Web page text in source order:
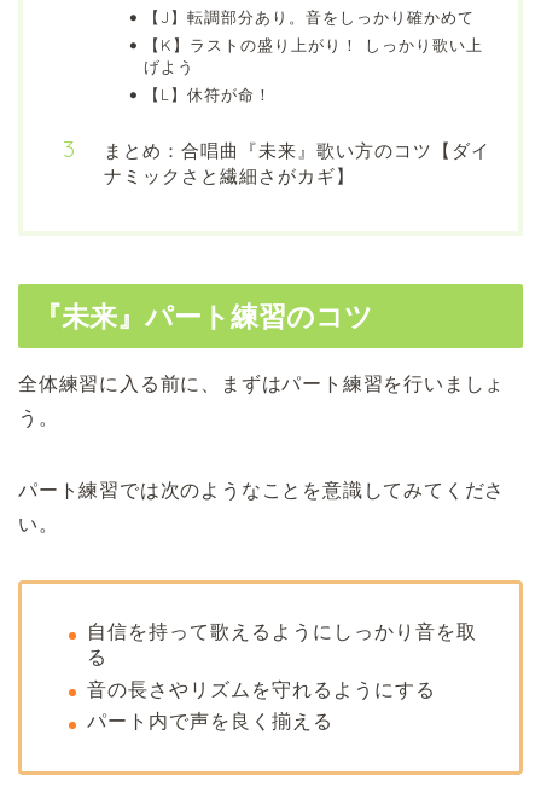
【J】転調部分あり。音をしっかり確かめて
【K】ラストの盛り上がり！ しっかり歌い上
げよう
【L】休符が命！
まとめ：合唱曲『未来』歌い方のコツ【ダイ
ナミックさと繊細さがカギ】
『未来』パート練習のコツ
全体練習に入る前に、まずはパート練習を行いましょ
う。
パート練習では次のようなことを意識してみてくださ
い。
自信を持って歌えるようにしっかり音を取
る
音の長さやリズムを守れるようにする
パート内で声を良く揃える